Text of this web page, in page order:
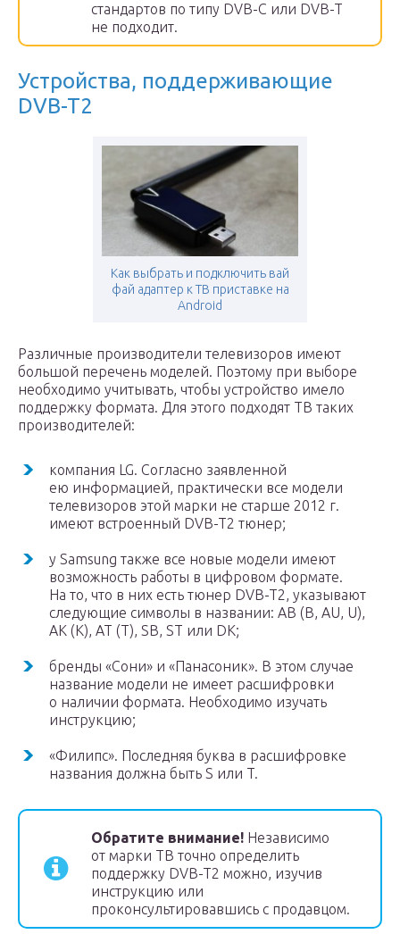
стандартов по типу DVB-C или DVB-T
не подходит.
Устройства, поддерживающие
DVB-T2
Как выбрать и подключить вай
фай адаптер к ТВ приставке на
Android
Различные производители телевизоров имеют
большой перечень моделей. Поэтому при выборе
необходимо учитывать, чтобы устройство имело
поддержку формата. Для этого подходят ТВ таких
производителей:
компания LG. Согласно заявленной
ею информацией, практически все модели
телевизоров этой марки не старше 2012 г.
имеют встроенный DVB-T2 тюнер;
у Samsung также все новые модели имеют
возможность работы в цифровом формате.
На то, что в них есть тюнер DVB-T2, указывают
следующие символы в названии: AB (B, AU, U),
AK (K), AT (T), SB, ST или DK;
бренды «Сони» и «Панасоник». В этом случае
название модели не имеет расшифровки
о наличии формата. Необходимо изучать
инструкцию;
«Филипс». Последняя буква в расшифровке
названия должна быть S или T.
Обратите внимание! Независимо
от марки ТВ точно определить
поддержку DVB-T2 можно, изучив
инструкцию или
проконсультировавшись с продавцом.